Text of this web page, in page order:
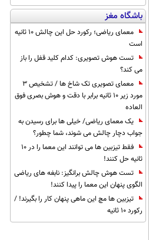
باشگاه مغز
معمای ریاضی؛ رکورد حل این چالش 10 ثانیه
است
تست هوش تصویری: کدام کلید قفل را باز
می کند؟
معمای تصویری تک شاخ ها / تشخیص 3
مورد زیر 10 ثانیه برابر با دقت و هوش بصری فوق
العاده
یک معمای ریاضی/ خیلی ها برای رسیدن به
جواب دچار چالش می شوند، شما چطور؟
فقط تیزبین ها می توانند این معما را در 10
ثانیه حل کنند!
تست هوش چالش برانگیز: نابغه های ریاضی
الگوی پنهان این معما را پیدا کنند!
تیزبین ها مچ این ماهی پنهان کار را بگیرند! /
رکورد 10 ثانیه